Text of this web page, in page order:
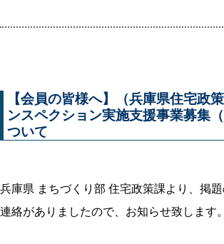
【会員の皆様へ】（兵庫県住宅政
ンスペクション実施支援事業募集
ついて
兵庫県 まちづくり部 住宅政策課より、掲
連絡がありましたので、お知らせ致します。